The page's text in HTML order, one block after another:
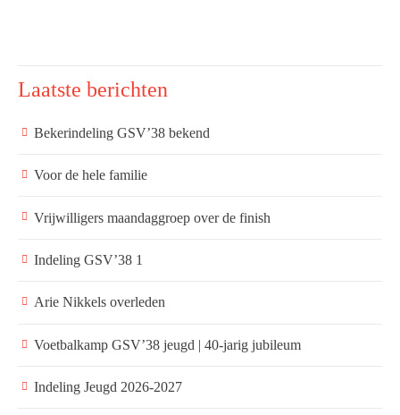
Laatste berichten
Bekerindeling GSV’38 bekend
Voor de hele familie
Vrijwilligers maandaggroep over de finish
Indeling GSV’38 1
Arie Nikkels overleden
Voetbalkamp GSV’38 jeugd | 40-jarig jubileum
Indeling Jeugd 2026-2027